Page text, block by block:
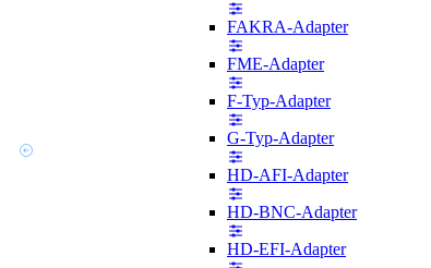
FAKRA-Adapter
FME-Adapter
F-Typ-Adapter
G-Typ-Adapter
HD-AFI-Adapter
HD-BNC-Adapter
HD-EFI-Adapter